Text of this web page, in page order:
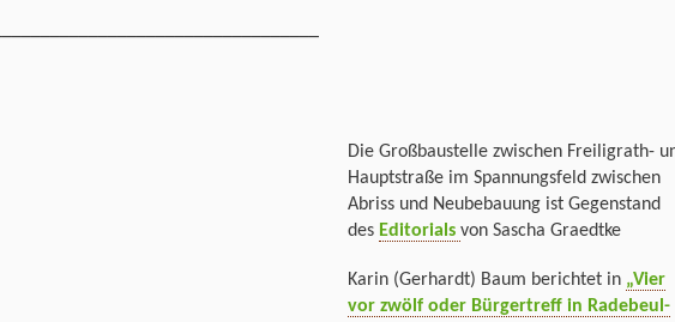
Die Großbaustelle zwischen Freiligrath-
Hauptstraße im Spannungsfeld zwischen
Abriss und Neubebauung ist Gegenstand
des Editorials von Sascha Graedtke
Karin (Gerhardt) Baum berichtet in „Vier
vor zwölf oder Bürgertreff in Radebeul-